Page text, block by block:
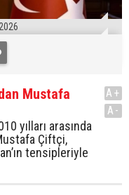
Mustafa
yılları arasında
Çiftçi,
tensipleriyle
A+
A-